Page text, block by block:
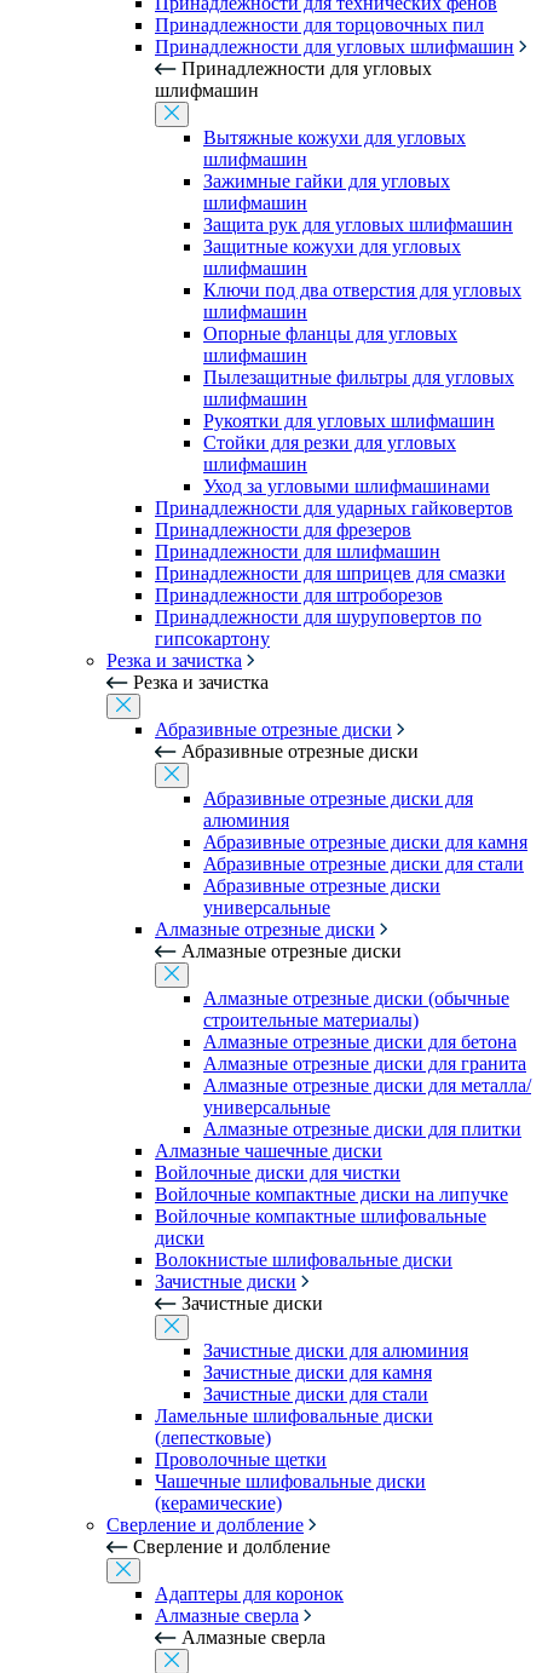
Принадлежности для торцовочных пил
Принадлежности для угловых шлифмашин
Принадлежности для угловых
шлифмашин
Вытяжные кожухи для угловых
шлифмашин
Зажимные гайки для угловых
шлифмашин
Защита рук для угловых шлифмашин
Защитные кожухи для угловых
шлифмашин
Ключи под два отверстия для угловых
шлифмашин
Опорные фланцы для угловых
шлифмашин
Пылезащитные фильтры для угловых
шлифмашин
Рукоятки для угловых шлифмашин
Стойки для резки для угловых
шлифмашин
Уход за угловыми шлифмашинами
Принадлежности для ударных гайковертов
Принадлежности для фрезеров
Принадлежности для шлифмашин
Принадлежности для шприцев для смазки
Принадлежности для штроборезов
Принадлежности для шуруповертов по
гипсокартону
Резка и зачистка
Резка и зачистка
Абразивные отрезные диски
Абразивные отрезные диски
Абразивные отрезные диски для
алюминия
Абразивные отрезные диски для камня
Абразивные отрезные диски для стали
Абразивные отрезные диски
универсальные
Алмазные отрезные диски
Алмазные отрезные диски
Алмазные отрезные диски (обычные
строительные материалы)
Алмазные отрезные диски для бетона
Алмазные отрезные диски для гранита
Алмазные отрезные диски для металла/
универсальные
Алмазные отрезные диски для плитки
Алмазные чашечные диски
Войлочные диски для чистки
Войлочные компактные диски на липучке
Войлочные компактные шлифовальные
диски
Волокнистые шлифовальные диски
Зачистные диски
Зачистные диски
Зачистные диски для алюминия
Зачистные диски для камня
Зачистные диски для стали
Ламельные шлифовальные диски
(лепестковые)
Проволочные щетки
Чашечные шлифовальные диски
(керамические)
Сверление и долбление
Сверление и долбление
Адаптеры для коронок
Алмазные сверла
Алмазные сверла